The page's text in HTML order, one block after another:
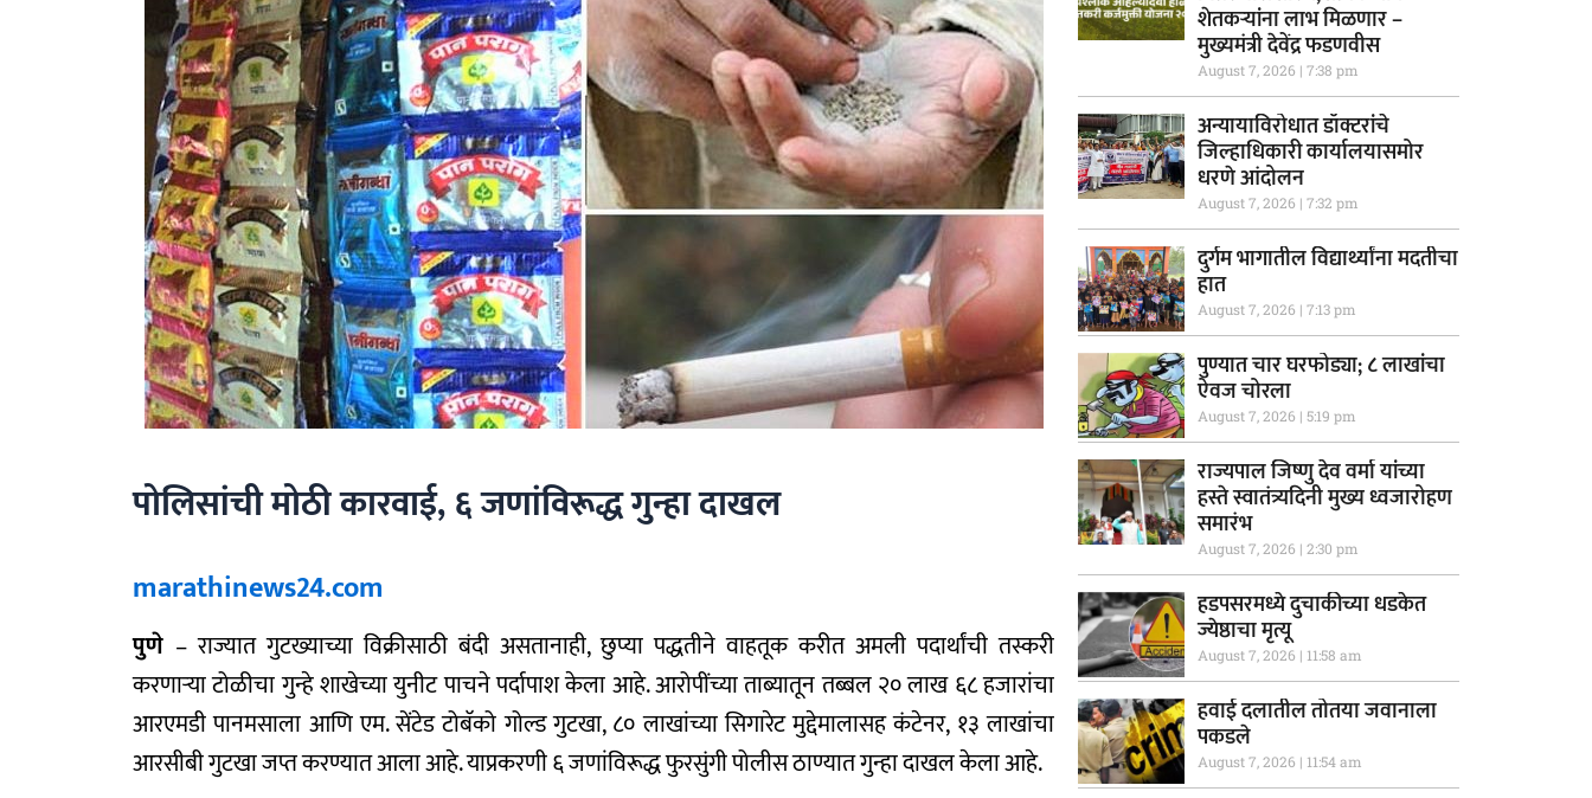
पोलिसांची मोठी कारवाई, ६ जणांविरूद्ध गुन्हा दाखल
marathinews24.com
पुणे – राज्यात गुटख्याच्या विक्रीसाठी बंदी असतानाही, छुप्या पद्धतीने वाहतूक करीत अमली पदार्थांची तस्करी
करणार्‍या टोळीचा गुन्हे शाखेच्या युनीट पाचने पर्दापाश केला आहे. आरोपींच्या ताब्यातून तब्बल २० लाख ६८ हजारांचा
आरएमडी पानमसाला आणि एम. सेंटेड टोबॅको गोल्ड गुटखा, ८० लाखांच्या सिगारेट मुद्देमालासह कंटेनर, १३ लाखांचा
आरसीबी गुटखा जप्त करण्यात आला आहे. याप्रकरणी ६ जणांविरूद्ध फुरसुंगी पोलीस ठाण्यात गुन्हा दाखल केला आहे.
शेतकऱ्यांना लाभ मिळणार –
मुख्यमंत्री देवेंद्र फडणवीस
August 7, 2026 7:38 pm
अन्यायाविरोधात डॉक्टरांचे
जिल्हाधिकारी कार्यालयासमोर
धरणे आंदोलन
August 7, 2026 7:32 pm
दुर्गम भागातील विद्यार्थ्यांना मदतीचा
हात
August 7, 2026 7:13 pm
पुण्यात चार घरफोड्या; ८ लाखांचा
ऐवज चोरला
August 7, 2026 5:19 pm
राज्यपाल जिष्णु देव वर्मा यांच्या
हस्ते स्वातंत्र्यदिनी मुख्य ध्वजारोहण
समारंभ
August 7, 2026 2:30 pm
हडपसरमध्ये दुचाकीच्या धडकेत
ज्येष्ठाचा मृत्यू
August 7, 2026 11:58 am
हवाई दलातील तोतया जवानाला
पकडले
August 7, 2026 11:54 am